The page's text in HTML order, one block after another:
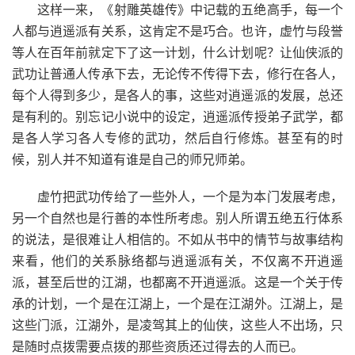
这样一来，《射雕英雄传》中记载的五绝高手，每一个
人都与逍遥派有关系，这肯定不是巧合。也许，虚竹与段誉
等人在百年前就定下了这一计划，什么计划呢？让仙侠派的
武功让普通人传承下去，无论传不传得下去，修行在各人，
每个人得到多少，是各人的事，这些对逍遥派的发展，总还
是有利的。别忘记小说中的设定，逍遥派传授弟子武学，都
是各人学习各人专修的武功，然后自行修炼。甚至有的时
候，别人并不知道有谁是自己的师兄师弟。
虚竹把武功传给了一些外人，一个是为本门发展考虑，
另一个自然也是行善的本性所考虑。别人所谓五绝五行体系
的说法，是很难让人相信的。不如从书中的情节与故事结构
来看，他们的关系脉络都与逍遥派有关，不仅离不开逍遥
派，甚至后世的江湖，也都离不开逍遥派。这是一个关于传
承的计划，一个是在江湖上，一个是在江湖外。江湖上，是
这些门派，江湖外，是凌驾其上的仙侠，这些人不出场，只
是随时点拨需要点拨的那些资质还过得去的人而已。